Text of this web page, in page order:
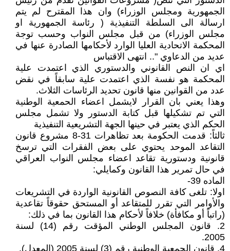
الجمهورية ومجلس الوزراء) وان هذا المقترح لم يتم
ارسالة الى السلطة التنفيذية ( رئاسة الجمهورية او
مجلس الوزراء) من قبل مجلس النواب وحسب توجة
المحكمة الاتحادية العليا الوارد لأحكامها الصادرة عنها في
عديد من الدعاوي ".. انتهى الاقتباس
اي ان النص القانوني والدستوري الذي اعتمدت علية
المحكمة هو نفسة الذي اعتمدت علية سابقاً في نقض
عدد من القوانين منها قانون تحديد الرئاسات الثلاث.
وهذا يعني بان القرار لايشمل اعضاء الحمعية الوطنية
التي تم تشكيلها قبل كتابة الدستور ولا تشمل مجلس
الحكم الذي يعتبر في حينها الجهة التشريعية التنفيذية
ثالثاً: قدمت الحكومة بعد تظاهرات 31-8 مشروع قانون
التقاعد الموحد يحتوي على بعض الفقرات التي ترسخ
قانونية ودستورية تقاعد اعضاء مجلس النواب العراقي
في حال تمرير هذا القانون وكمايلي:
الماده 39-
اولا: تلغى كافة النصوص القانونية الواردة في التشريعات
والأوامر التي تقرر للمتقاعد أو المستحق حقوقاً تقاعدية
(راتباً أو مكافأة) خلافاً لأحكام هذا القانون بما في ذلك:
2. قانون المجلس الوطني المؤقت رقم (14) لسنة
2005.
4. قانون الجمعية الوطنية رقم (3) لسنة 2005 (المعدل).